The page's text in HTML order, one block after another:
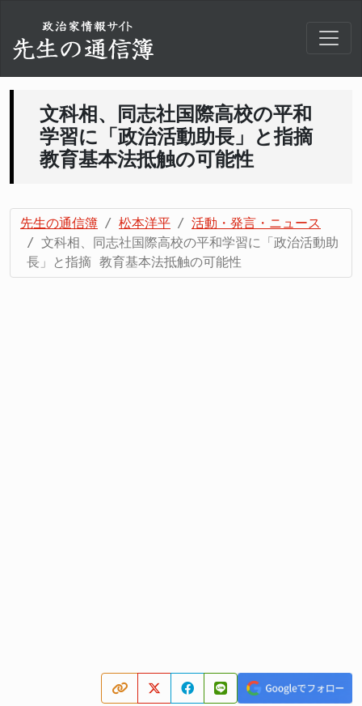
文科相、同志社国際高校の平和
学習に「政治活動助長」と指摘
教育基本法抵触の可能性
先生の通信簿 松本洋平
活動・発言・ニュース
文科相、同志社国際高校の平和学習に「政治活動助
長」と指摘 教育基本法抵触の可能性